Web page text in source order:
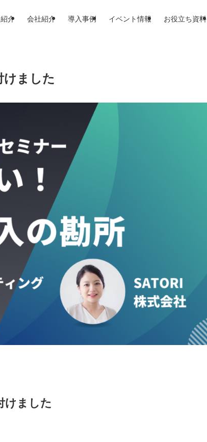
介 会社紹介 導入事例 イベント情報 お役立ち資料
ました
けました